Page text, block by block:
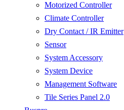
Motorized Controller
Climate Controller
Dry Contact / IR Emitter
Sensor
System Accessory
System Device
Management Software
Tile Series Panel 2.0